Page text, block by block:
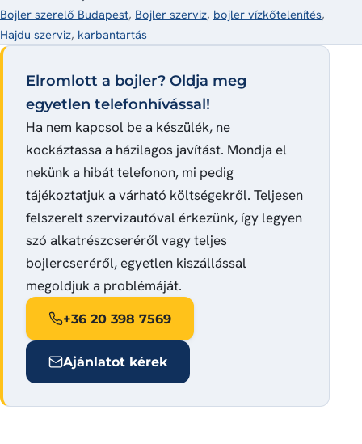
Bojler szerelő Budapest, Bojler szerviz, bojler vízkőtelenítés,
Hajdu szerviz, karbantartás
Elromlott a bojler? Oldja meg
egyetlen telefonhívással!
Ha nem kapcsol be a készülék, ne
kockáztassa a házilagos javítást. Mondja el
nekünk a hibát telefonon, mi pedig
tájékoztatjuk a várható költségekről. Teljesen
felszerelt szervizautóval érkezünk, így legyen
szó alkatrészcseréről vagy teljes
bojlercseréről, egyetlen kiszállással
megoldjuk a problémáját.
+36 20 398 7569
Ajánlatot kérek